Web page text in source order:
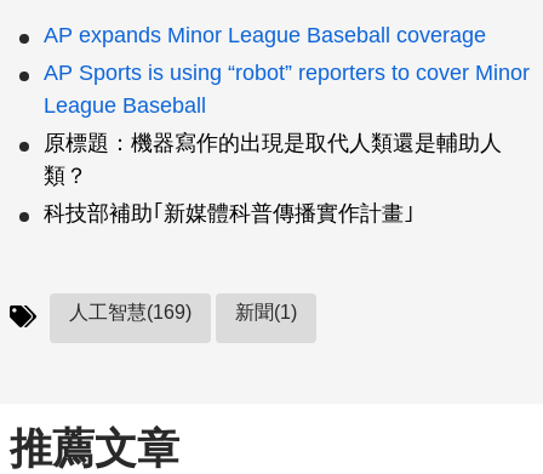
AP expands Minor League Baseball coverage
AP Sports is using “robot” reporters to cover Minor
League Baseball
原標題：機器寫作的出現是取代人類還是輔助人
類？
科技部補助｢新媒體科普傳播實作計畫｣
人工智慧(169) 新聞(1)
推薦文章